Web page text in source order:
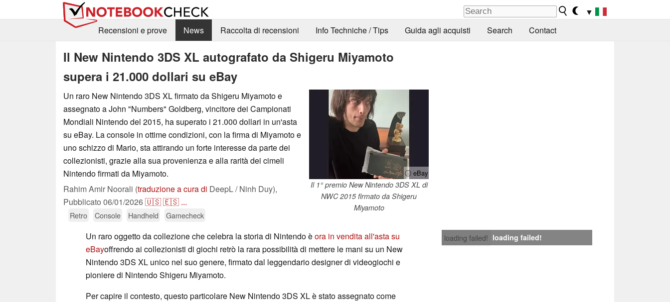
▼
Recensioni e prove
News Raccolta di recensioni Info Techniche / Tips Guida agli acquisti Search Contact
Il New Nintendo 3DS XL autografato da Shigeru Miyamoto
supera i 21.000 dollari su eBay
ⓘ eBay
Il 1° premio New Nintendo 3DS XL di
NWC 2015 firmato da Shigeru
Miyamoto
Un raro New Nintendo 3DS XL firmato da Shigeru Miyamoto e
assegnato a John "Numbers" Goldberg, vincitore dei Campionati
Mondiali Nintendo del 2015, ha superato i 21.000 dollari in un'asta
su eBay. La console in ottime condizioni, con la firma di Miyamoto e
uno schizzo di Mario, sta attirando un forte interesse da parte dei
collezionisti, grazie alla sua provenienza e alla rarità dei cimeli
Nintendo firmati da Miyamoto.
Rahim Amir Noorali (traduzione a cura di DeepL / Ninh Duy),
Pubblicato 06/01/2026🇺🇸🇪🇸 ...
Retro Console Handheld Gamecheck
loading failed! loading failed!
Un raro oggetto da collezione che celebra la storia di Nintendo èora in vendita all'asta su
eBayoffrendo ai collezionisti di giochi retrò la rara possibilità di mettere le mani su un New
Nintendo 3DS XL unico nel suo genere, firmato dal leggendario designer di videogiochi e
pioniere di Nintendo Shigeru Miyamoto.
Per capire il contesto, questo particolare New Nintendo 3DS XL è stato assegnato come